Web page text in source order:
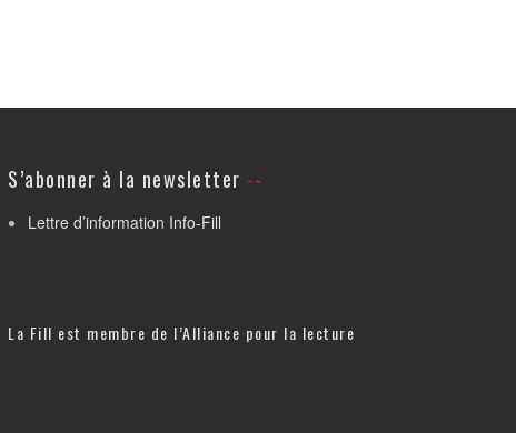
S’abonner à la newsletter
Lettre d’information Info-Fill
La Fill est membre de l’Alliance pour la lecture